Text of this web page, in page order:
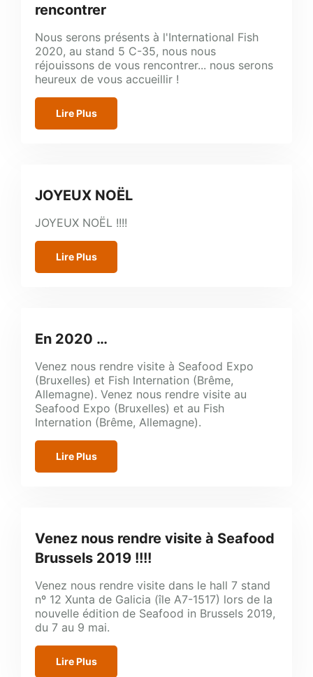
rencontrer
Nous serons présents à l'International Fish
2020, au stand 5 C-35, nous nous
réjouissons de vous rencontrer... nous serons
heureux de vous accueillir !
Lire Plus
JOYEUX NOËL
JOYEUX NOËL !!!!
Lire Plus
En 2020 …
Venez nous rendre visite à Seafood Expo
(Bruxelles) et Fish Internation (Brême,
Allemagne). Venez nous rendre visite au
Seafood Expo (Bruxelles) et au Fish
Internation (Brême, Allemagne).
Lire Plus
Venez nous rendre visite à Seafood
Brussels 2019 !!!!
Venez nous rendre visite dans le hall 7 stand
nº 12 Xunta de Galicia (île A7-1517) lors de la
nouvelle édition de Seafood in Brussels 2019,
du 7 au 9 mai.
Lire Plus